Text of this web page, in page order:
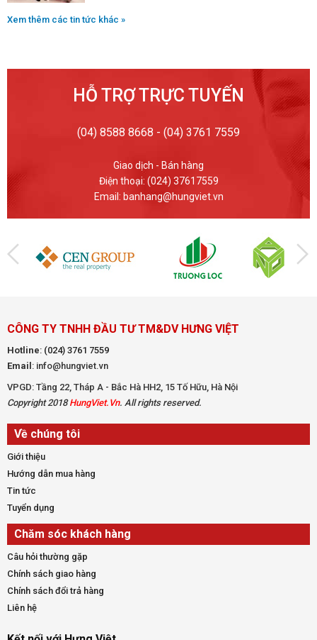
Xem thêm các tin tức khác »
HỖ TRỢ TRỰC TUYẾN
(04) 8588 8668 - (04) 3761 7559
Giao dịch - Bán hàng
Điện thoại: (024) 37617559
Email: banhang@hungviet.vn
CÔNG TY TNHH ĐẦU TƯ TM&DV HƯNG VIỆT
Hotline: (024) 3761 7559
Email : info@hungviet.vn
VPGD: Tầng 22, Tháp A - Bắc Hà HH2, 15 Tố Hữu, Hà Nội
Copyright 2018HungViet.Vn. All rights reserved.
Về chúng tôi
Giới thiệu
Hướng dẫn mua hàng
Tin tức
Tuyển dụng
Chăm sóc khách hàng
Câu hỏi thường gặp
Chính sách giao hàng
Chính sách đổi trả hàng
Liên hệ